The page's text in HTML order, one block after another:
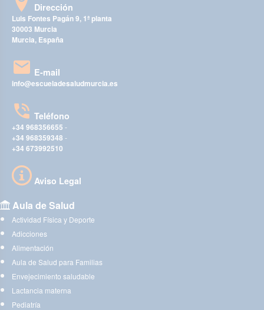
Dirección
Luis Fontes Pagán 9, 1ª planta
30003 Murcia
Murcia, España
E-mail
info@escueladesaludmurcia.es
Teléfono
+34 968356655 -
+34 968359348 -
+34 673992510
Aviso Legal
Aula de Salud
Actividad Física y Deporte
Adicciones
Alimentación
Aula de Salud para Familias
Envejecimiento saludable
Lactancia materna
Pediatría